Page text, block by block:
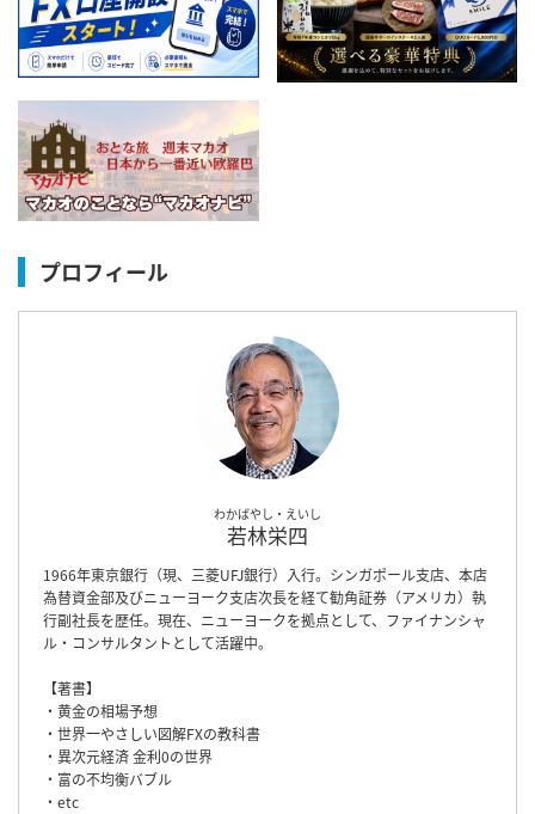
プロフィール
わかばやし・えいし
若林栄四
1966年東京銀行（現、三菱UFJ銀行）入行。シンガポール支店、本店
為替資金部及びニューヨーク支店次長を経て勧角証券（アメリカ）執
行副社長を歴任。現在、ニューヨークを拠点として、ファイナンシャ
ル・コンサルタントとして活躍中。
【著書】
・黄金の相場予想
・世界一やさしい図解FXの教科書
・異次元経済 金利0の世界
・富の不均衡バブル
・etc